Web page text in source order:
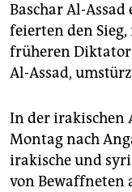
Baschar Al-
feierten den Sieg,
früheren
Al-Assad,
In der irakischen
Montag nach
irakische und
von